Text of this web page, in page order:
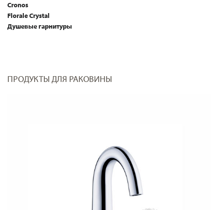
Cronos
Florale Crystal
Душевые гарнитуры
ПРОДУКТЫ ДЛЯ РАКОВИНЫ